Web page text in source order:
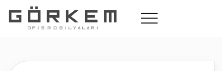
Ofis